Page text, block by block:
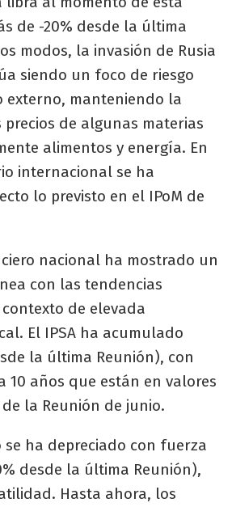
de -20% desde la última
modos, la invasión de Rusia
siendo un foco de riesgo
externo, manteniendo la
precios de algunas materias
alimentos y energía. En
internacional se ha
lo previsto en el IPoM de
nacional ha mostrado un
con las tendencias
de elevada
El IPSA ha acumulado
la última Reunión), con
10 años que están en valores
la Reunión de junio.
se ha depreciado con fuerza
desde la última Reunión),
Hasta ahora, los